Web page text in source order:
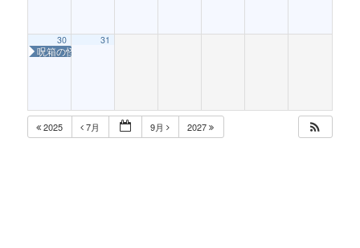
30
呪箱の怪〜はこねこを救え！〜
31
2025 7月 9月 2027